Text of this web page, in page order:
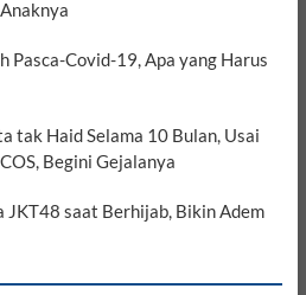
Pasca-Covid-19, Apa yang Harus
tak Haid Selama 10 Bulan, Usai
Begini Gejalanya
JKT48 saat Berhijab, Bikin Adem